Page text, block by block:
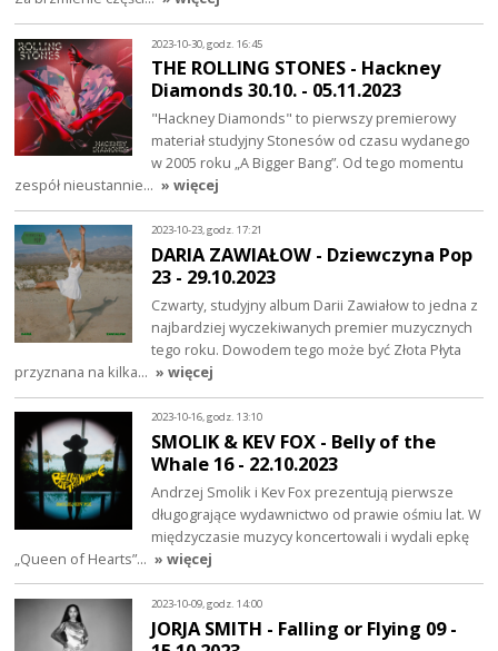
2023-10-30, godz. 16:45
THE ROLLING STONES - Hackney
Diamonds 30.10. - 05.11.2023
"Hackney Diamonds" to pierwszy premierowy
materiał studyjny Stonesów od czasu wydanego
w 2005 roku „A Bigger Bang”. Od tego momentu
zespół nieustannie… » więcej
2023-10-23, godz. 17:21
DARIA ZAWIAŁOW - Dziewczyna Pop
23 - 29.10.2023
Czwarty, studyjny album Darii Zawiałow to jedna z
najbardziej wyczekiwanych premier muzycznych
tego roku. Dowodem tego może być Złota Płyta
przyznana na kilka… » więcej
2023-10-16, godz. 13:10
SMOLIK & KEV FOX - Belly of the
Whale 16 - 22.10.2023
Andrzej Smolik i Kev Fox prezentują pierwsze
długogrające wydawnictwo od prawie ośmiu lat. W
międzyczasie muzycy koncertowali i wydali epkę
„Queen of Hearts”… » więcej
2023-10-09, godz. 14:00
JORJA SMITH - Falling or Flying 09 -